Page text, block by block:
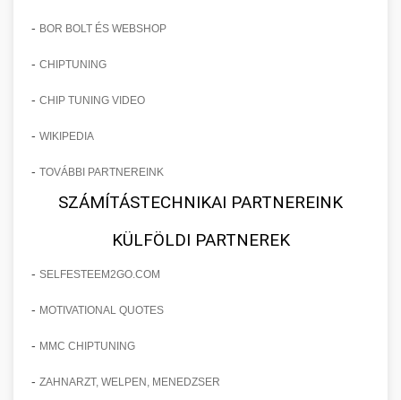
- BOR BOLT ÉS WEBSHOP
- CHIPTUNING
- CHIP TUNING VIDEO
- WIKIPEDIA
- TOVÁBBI PARTNEREINK
SZÁMÍTÁSTECHNIKAI PARTNEREINK
KÜLFÖLDI PARTNEREK
- SELFESTEEM2GO.COM
- MOTIVATIONAL QUOTES
- MMC CHIPTUNING
- ZAHNARZT, WELPEN, MENEDZSER